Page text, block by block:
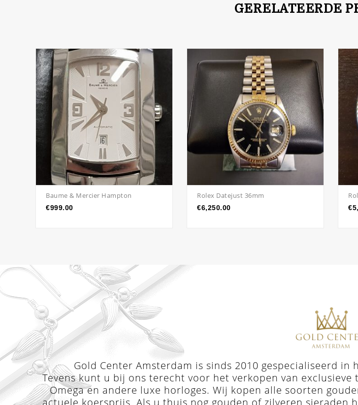
GERELATEERDE
Baume & Mercier Hampton
€999.00
Rolex Datejust 36mm
€6,250.00 €
Gold Center Amsterdam is sinds 2010 gespecialiseerd
Tevens kunt u bij ons terecht voor het verkopen van
Omega en andere luxe horloges. Wij kopen alle soorten
actuele koersprijs. Als u thuis nog gouden of zilveren sieraden